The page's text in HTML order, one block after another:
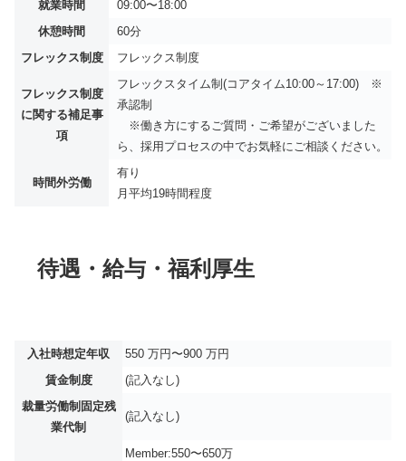
就業時間
09:00〜18:00
休憩時間
60分
フレックス制度
フレックス制度
フレックス制度
に関する補足事
項
フレックスタイム制(コアタイム10:00～17:00) ※
承認制
※働き方にするご質問・ご希望がございました
ら、採用プロセスの中でお気軽にご相談ください。
時間外労働
有り
月平均19時間程度
待遇・給与・福利厚生
入社時想定年収
550 万円〜900 万円
賃金制度
(記入なし)
裁量労働制固定残
業代制
(記入なし)
Member:550〜650万